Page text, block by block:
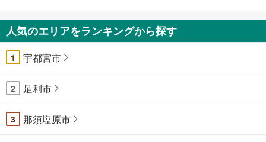
人気のエリアをランキングから探す
1 宇都宮市
2 足利市
3 那須塩原市